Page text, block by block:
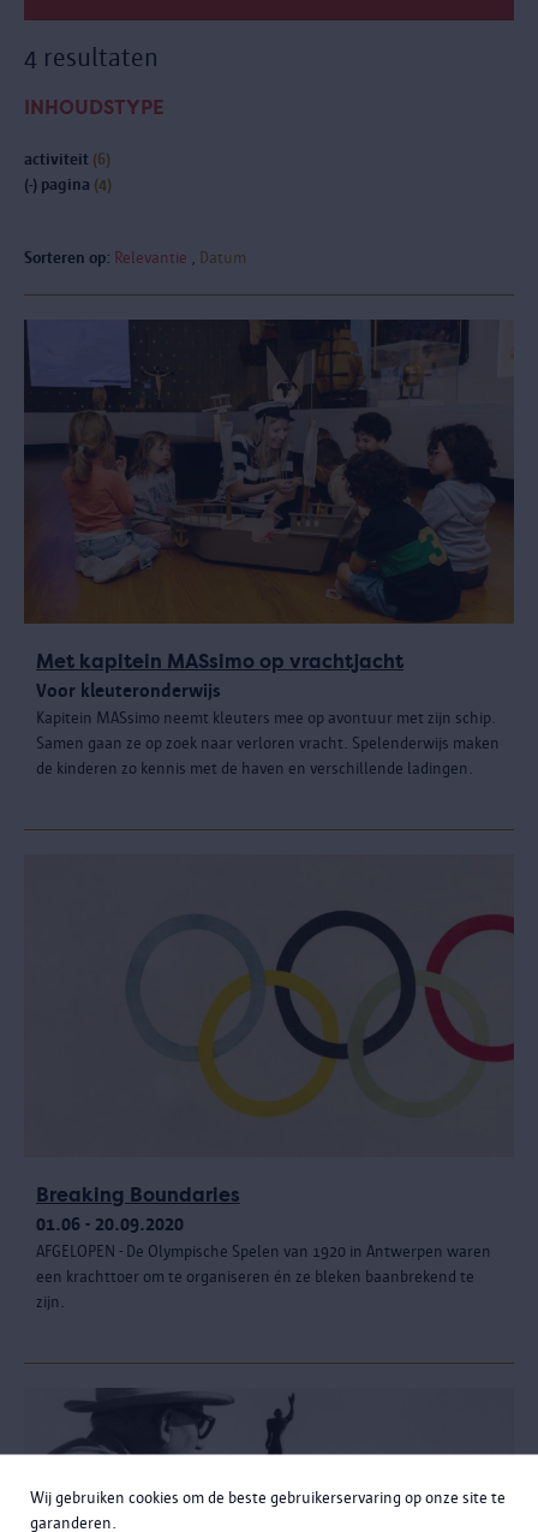
Wij gebruiken cookies om de beste gebruikerservaring op onze site te
garanderen.
4 resultaten
INHOUDSTYPE
activiteit (6)
(-) pagina (4)
Sorteren op: Relevantie Datum
Met kapitein MASsimo op vrachtjacht
Voor kleuteronderwijs
Kapitein MASsimo neemt kleuters mee op avontuur met zijn schip.
Samen gaan ze op zoek naar verloren vracht. Spelenderwijs maken
de kinderen zo kennis met de haven en verschillende ladingen.
Breaking Boundaries
01.06 - 20.09.2020
AFGELOPEN - De Olympische Spelen van 1920 in Antwerpen waren
een krachttoer om te organiseren én ze bleken baanbrekend te
zijn.